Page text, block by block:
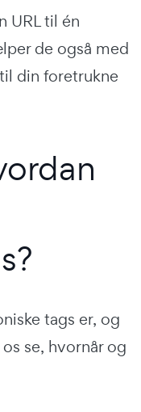
URL til én
de også med
din foretrukne
tags er, og
se, hvornår og